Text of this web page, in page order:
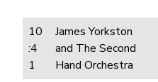
10
:4
1
James Yorkston
and The Second
Hand Orchestra